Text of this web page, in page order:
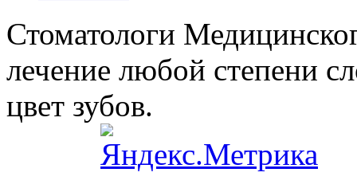
Стоматологи
лечение любой степени
цвет зубов.